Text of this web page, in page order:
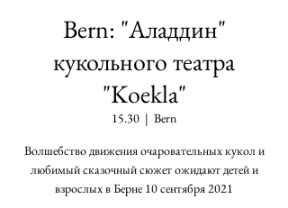
Bern: "Аладдин"
кукольного театра
"Koekla"
15.30
  |
Bern
Волшебство движения очаровательных кукол и
любимый сказочный сюжет ожидают детей и
взрослых в Берне 10 сентября 2021